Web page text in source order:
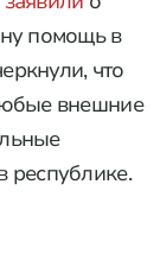
помощь в
что
внешние
республике.